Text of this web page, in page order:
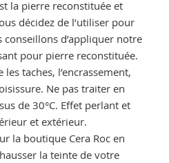
la pierre reconstituée et
décidez de l’utiliser pour
d’appliquer notre
pour pierre reconstituée.
taches, l’encrassement,
Ne pas traiter en
de 30°C. Effet perlant et
et extérieur.
la boutique Cera Roc en
la teinte de votre